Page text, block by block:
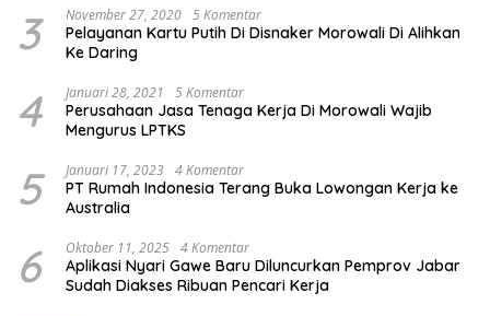
3 November 27, 2020 5 Komentar
Pelayanan Kartu Putih Di Disnaker Morowali Di Alihkan
Ke Daring
4 Januari 28, 2021 5 Komentar
Perusahaan Jasa Tenaga Kerja Di Morowali Wajib
Mengurus LPTKS
5 Januari 17, 2023 4 Komentar
PT Rumah Indonesia Terang Buka Lowongan Kerja ke
Australia
6 Oktober 11, 2025 4 Komentar
Aplikasi Nyari Gawe Baru Diluncurkan Pemprov Jabar
Sudah Diakses Ribuan Pencari Kerja